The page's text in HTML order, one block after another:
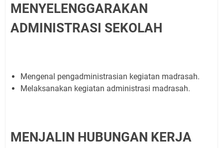
MENYELENGGARAKAN
ADMINISTRASI SEKOLAH
Mengenal pengadministrasian kegiatan madrasah.
Melaksanakan kegiatan administrasi madrasah.
MENJALIN HUBUNGAN KERJA